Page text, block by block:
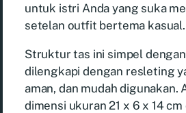
untuk istri Anda yang suka
setelan outfit bertema kasual.
Struktur tas ini simpel
dilengkapi dengan resleting
aman, dan mudah digunakan.
dimensi ukuran 21 x 6 x 14